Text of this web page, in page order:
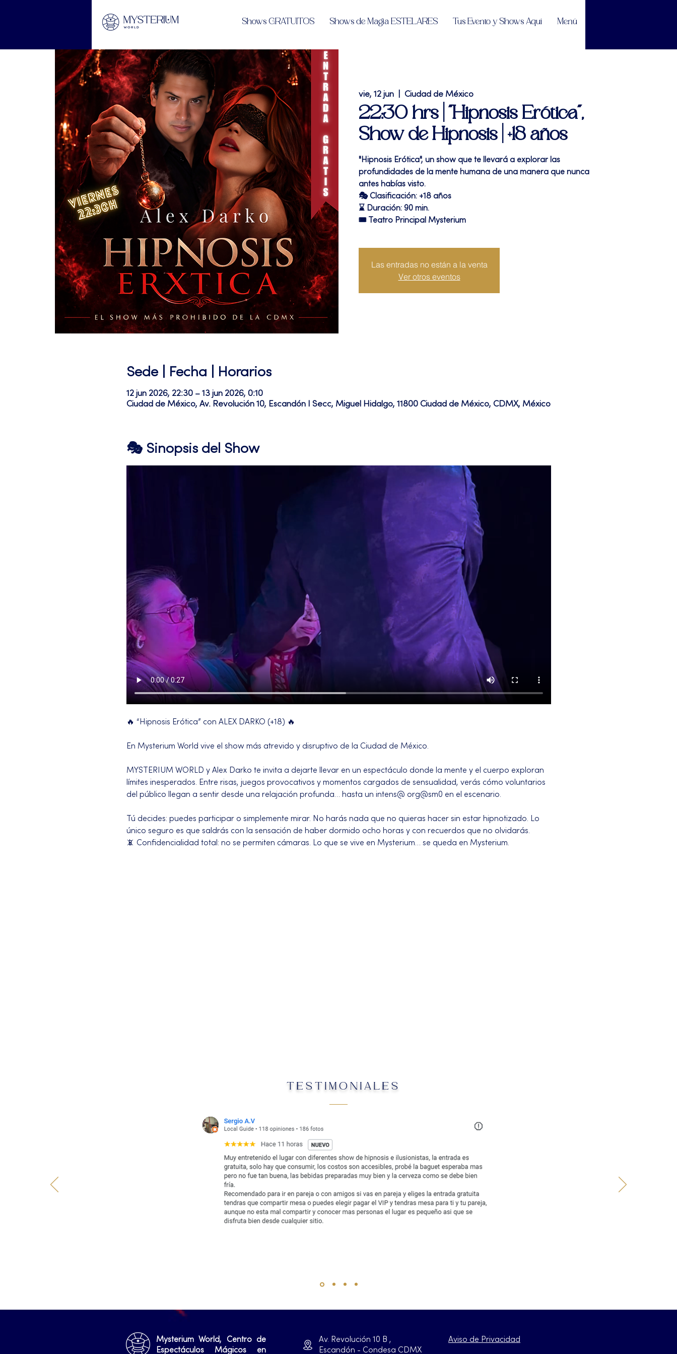
Shows GRATUITOS Shows de Magia ESTELARES Tus Evento y Shows Aquí Menú
vie, 12 jun Ciudad de México
22:30 hrs | "Hipnosis Erótica",
Show de Hipnosis | +18 años
"Hipnosis Erótica", un show que te llevará a explorar las
profundidades de la mente humana de una manera que nunca
antes habías visto.
🎭 Clasificación: +18 años
⌛ Duración: 90 min.
🎟 Teatro Principal Mysterium
Las entradas no están a la venta
Ver otros eventos
Sede | Fecha | Horarios
12 jun 2026, 22:30 – 13 jun 2026, 0:10
Ciudad de México, Av. Revolución 10, Escandón I Secc, Miguel Hidalgo, 11800 Ciudad de México, CDMX, México
🎭 Sinopsis del Show
🔥 “Hipnosis Erótica” con ALEX DARKO (+18) 🔥
En Mysterium World vive el show más atrevido y disruptivo de la Ciudad de México.
MYSTERIUM WORLD y Alex Darko te invita a dejarte llevar en un espectáculo donde la mente y el cuerpo exploran
límites inesperados. Entre risas, juegos provocativos y momentos cargados de sensualidad, verás cómo voluntarios
del público llegan a sentir desde una relajación profunda… hasta un intens@ org@sm0 en el escenario.
Tú decides: puedes participar o simplemente mirar. No harás nada que no quieras hacer sin estar hipnotizado. Lo
único seguro es que saldrás con la sensación de haber dormido ocho horas y con recuerdos que no olvidarás.
📵 Confidencialidad total: no se permiten cámaras. Lo que se vive en Mysterium… se queda en Mysterium.
TESTIMONIALES
Mysterium World, Centro de
Espectáculos Mágicos en
Av. Revolución 10 B ,
Escandón - Condesa CDMX
Aviso de Privacidad